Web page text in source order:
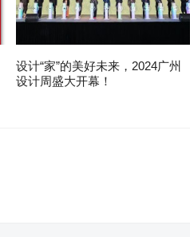
设计“家”的美好未来，2024广州
设计周盛大开幕！